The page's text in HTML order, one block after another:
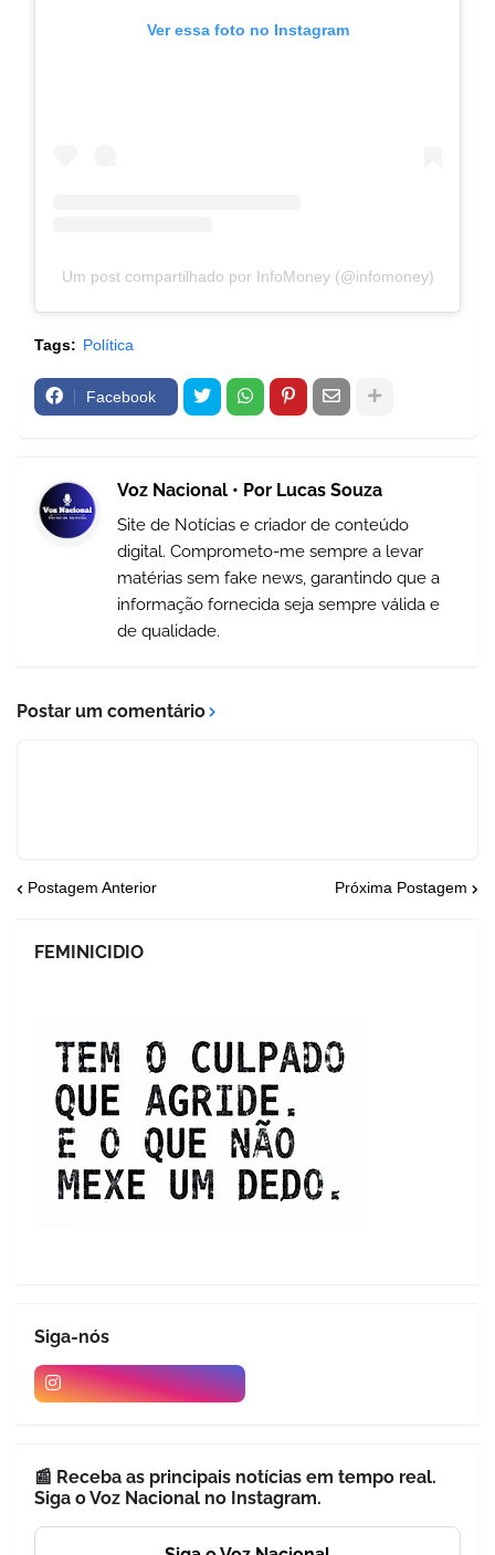
Ver essa foto no Instagram
Um post compartilhado por InfoMoney (@infomoney)
Tags: Política
Facebook
Voz Nacional • Por Lucas Souza
Site de Notícias e criador de conteúdo
digital. Comprometo-me sempre a levar
matérias sem fake news, garantindo que a
informação fornecida seja sempre válida e
de qualidade.
Postar um comentário
Postagem Anterior Próxima Postagem
FEMINICIDIO
Siga-nós
📰 Receba as principais notícias em tempo real.
Siga o Voz Nacional no Instagram.